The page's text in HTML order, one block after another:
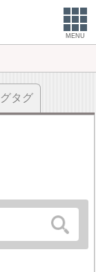
MENU
タグ